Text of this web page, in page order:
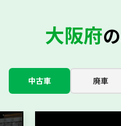
大阪府の
中古車 廃車